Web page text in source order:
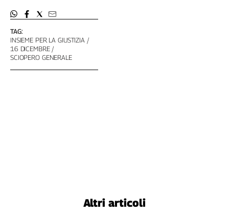
Marche
Piemonte
Puglia
Sardegna
Sicilia
TAG:
INSIEME PER LA GIUSTIZIA
16 DICEMBRE
SCIOPERO GENERALE
Altri articoli